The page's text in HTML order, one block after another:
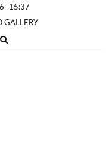
-15:37
GALLERY